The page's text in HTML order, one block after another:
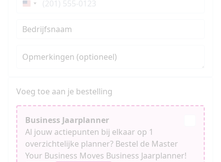
Verenigde
+1
Bedrijfsnaam
Opmerkingen (optioneel)
Voeg toe aan je bestelling
Business Jaarplanner
Al jouw actiepunten bij elkaar op 1
overzichtelijke planner? Bestel de Master
Your Business Moves Business Jaarplanner!